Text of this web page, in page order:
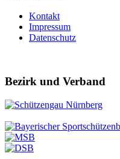
Kontakt
Impressum
Datenschutz
Bezirk und Verband